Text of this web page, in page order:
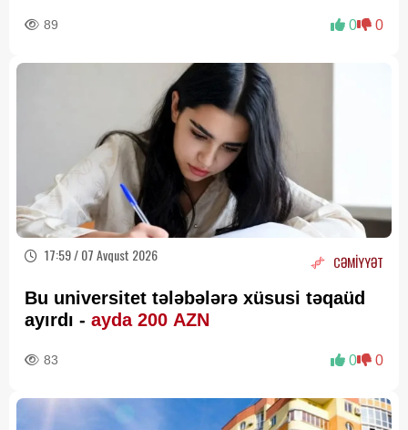
89 0 0
17:59 / 07 Avqust 2026 CƏMİYYƏT
Bu universitet tələbələrə xüsusi təqaüd
ayırdı - ayda 200 AZN
83 0 0